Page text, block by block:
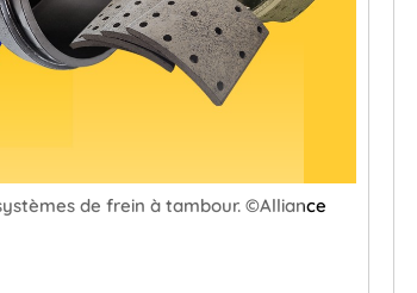
de frein à tambour. ©Alliance